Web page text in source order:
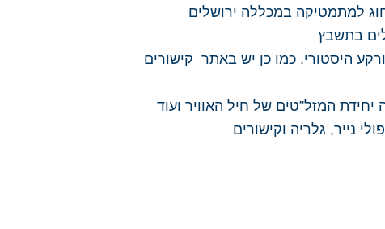
למתמטיקה במכללה ירושלים
בתשבץ
היסטורי. כמו כן יש באתר קישורים
המזל”טים של חיל האוויר ועוד
נייר, גלריה וקישורים